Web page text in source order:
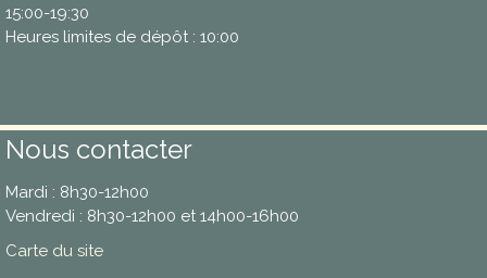
15:00-19:30
Heures limites de dépôt : 10:00
Nous contacter
Mardi : 8h30-12h00
Vendredi : 8h30-12h00 et 14h00-16h00
Carte du site